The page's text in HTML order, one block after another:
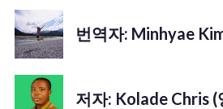
번역자: Minhyae
저자: Kolade Chris (